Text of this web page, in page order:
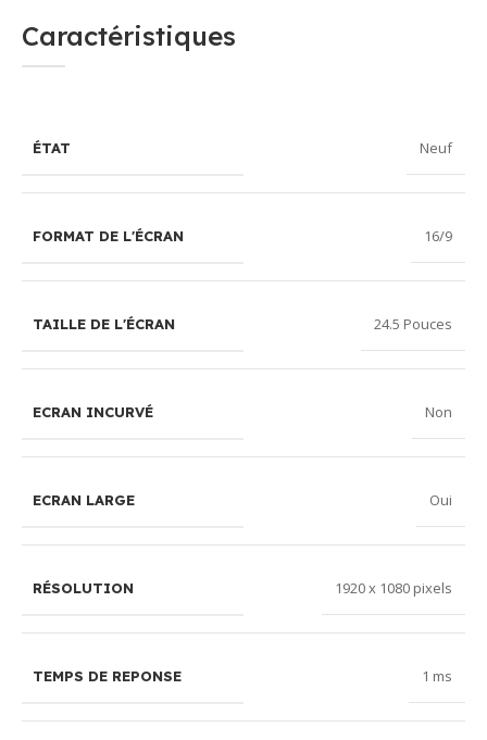
Caractéristiques
ÉTAT Neuf
FORMAT DE L'ÉCRAN 16/9
TAILLE DE L'ÉCRAN 24.5 Pouces
ECRAN INCURVÉ Non
ECRAN LARGE Oui
RÉSOLUTION 1920 x 1080 pixels
TEMPS DE REPONSE 1 ms